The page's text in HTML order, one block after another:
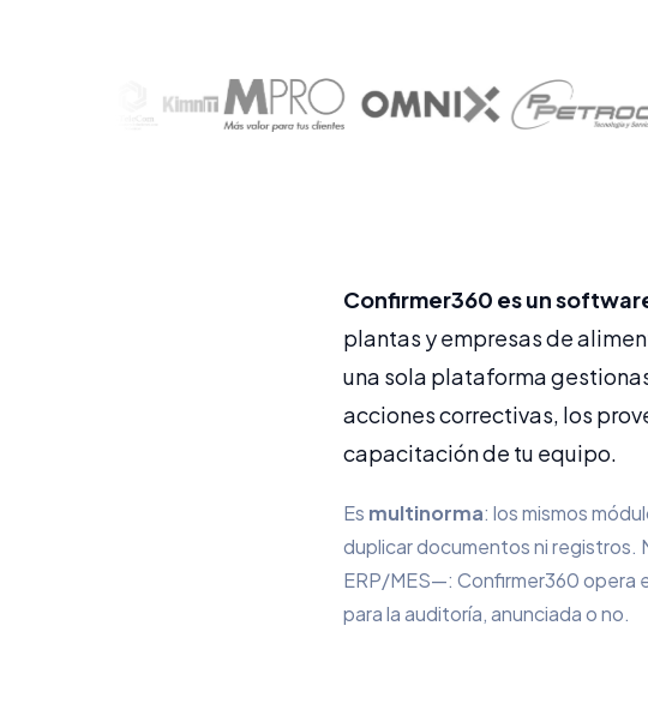
Confirmer360 es un
plantas y empresas de
una sola plataforma
acciones correctivas, los
capacitación de tu equipo.
Es multinorma: los mismos
duplicar documentos ni registros.
ERP/MES—: Confirmer360 opera
para la auditoría, anunciada o no.